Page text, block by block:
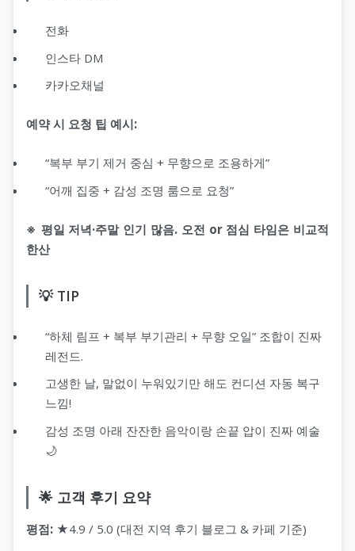
전화
인스타 DM
카카오채널
예약 시 요청 팁 예시:
“복부 부기 제거 중심 + 무향으로 조용하게”
“어깨 집중 + 감성 조명 룸으로 요청”
※ 평일 저녁·주말 인기 많음. 오전 or 점심 타임은 비교적
한산
💡 TIP
“하체 림프 + 복부 부기관리 + 무향 오일” 조합이 진짜
레전드.
고생한 날, 말없이 누워있기만 해도 컨디션 자동 복구
느낌!
감성 조명 아래 잔잔한 음악이랑 손끝 압이 진짜 예술
🌙
🌟 고객 후기 요약
평점: ★4.9 / 5.0 (대전 지역 후기 블로그 & 카페 기준)